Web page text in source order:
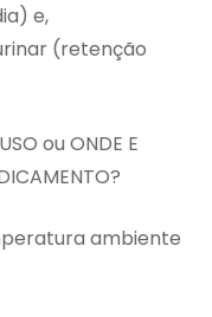
e,
(retenção
ou ONDE E
ambiente